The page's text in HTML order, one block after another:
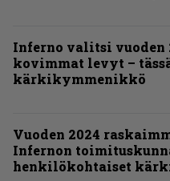
Inferno valitsi vuoden
kovimmat levyt –
kärkikymmenikkö
Vuoden 2024
Infernon
henkilökohtaiset